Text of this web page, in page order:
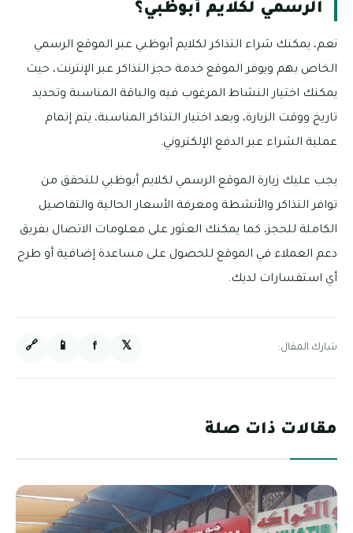
الرسمي لكلايم أبوظبي؟
نعم، يمكنك شراء التذاكر لكلايم أبوظبي عبر الموقع الرسمي
الخاص بهم ويوفر الموقع خدمة حجز التذاكر عبر الإنترنت، حيث
يمكنك اختيار النشاط المرغوب فيه والباقة المناسبة وتحديد
تاريخ ووقت الزيارة، وبعد اختيار التذاكر المناسبة، يتم إتمام
عملية الشراء عبر الدفع الإلكتروني.
يجب عليك زيارة الموقع الرسمي لكلايم أبوظبي للتحقق من
توافر التذاكر والأنشطة ومعرفة الأسعار الحالية والتفاصيل
الكاملة للحجز، كما يمكنك العثور على معلومات الاتصال بفريق
دعم العملاء في الموقع للحصول على مساعدة إضافية أو طرح
أي استفسارات لديك.
شارك المقال: 𝕏
f
📱
🔗
مقالات ذات صلة